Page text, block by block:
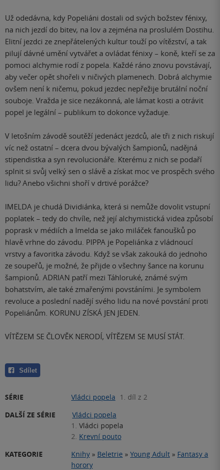
Už odedávna, kdy Popeliáni dostali od svých božstev fénixy,
na nich jezdí do bitev, na lov a zejména na proslulém Dostihu.
Elitní jezdci ze znepřátelených kultur touží po vítězství, a tak
pilují dávné umění vytvářet a ovládat fénixy – koně, kteří se za
pomoci alchymie rodí z popela. Každé ráno znovu povstávají,
aby večer opět shořeli v ničivých plamenech. Dobrá alchymie
ovšem není k ničemu, pokud jezdec nepřežije brutální noční
souboje. Vražda je sice nezákonná, ale lámat kosti a otrávit
popel je legální – publikum to dokonce vyžaduje.
V letošním závodě soutěží jedenáct jezdců, ale tři z nich riskují
víc než ostatní – dcera dvou bývalých šampionů, nadějná
stipendistka a syn revolucionáře. Kterému z nich se podaří
splnit si svůj velký sen o slávě a získat moc ve prospěch svého
lidu? Anebo všichni shoří v drtivé porážce?
IMELDA je chudá Dividiánka, která si nemůže dovolit vstupní
poplatek – tedy do chvíle, než její alchymistická videa způsobí
poprask v médiích a Imelda se jako miláček fanoušků po
hlavě vrhne do závodu. PIPPA je Popeliánka z vládnoucí
vrstvy a favoritka závodu. Když se však zakouká do jednoho
ze soupeřů, je možné, že přijde o všechny šance na korunu
šampionů. ADRIAN patří mezi Táhloruké, známé svým
bohatstvím, ale také zmařenými povstáními. Je symbolem
revoluce a poslední nadějí svého lidu na nové povstání proti
Popeliánům. KORUNU ZÍSKÁ JEN JEDEN.
VÍTĚZEM SE ČLOVĚK NERODÍ, VÍTĚZEM SE MUSÍ STÁT.
Sdílet
SÉRIE Vládci popela 1. díl z 2
DALŠÍ ZE SÉRIE
Vládci popela
1. Vládci popela
2. Krevní pouto
KATEGORIE
Knihy » Beletrie » Young Adult » Fantasy a
horory